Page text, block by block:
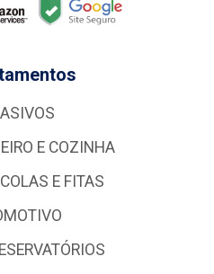
E COZINHA
E FITAS